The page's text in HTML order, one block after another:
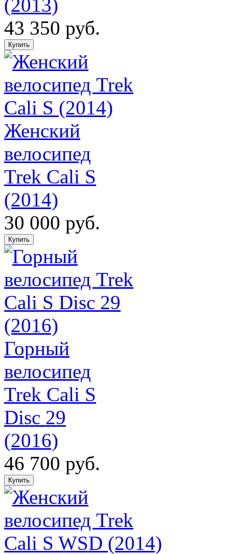
(2013)
43 350 руб.
Женский
велосипед
Trek Cali S
(2014)
30 000 руб.
Горный
велосипед
Trek Cali S
Disc 29
(2016)
46 700 руб.